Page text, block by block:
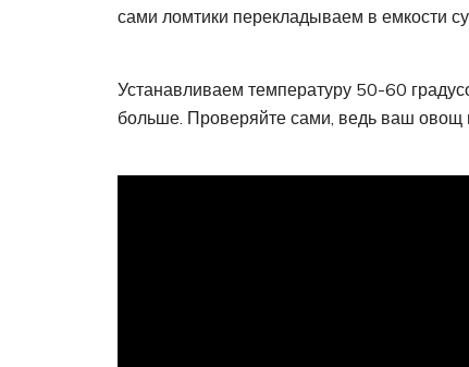
сами ломтики перекладываем в емкости
Устанавливаем температуру 50-60
больше. Проверяйте сами, ведь ваш овощ